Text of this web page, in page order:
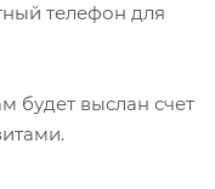
телефон для
будет выслан счет